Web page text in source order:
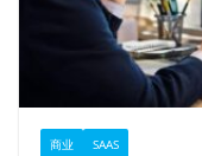
商业 SAAS